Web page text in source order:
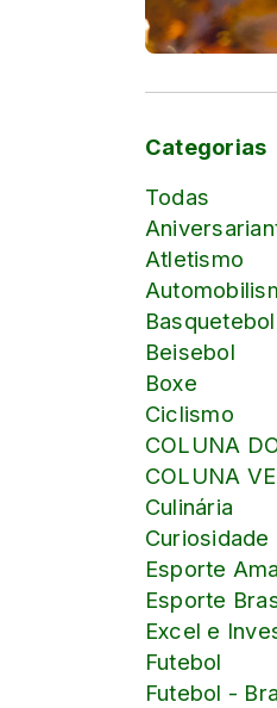
Categorias
Todas
Atletismo
Basquetebol
Beisebol
Boxe
Ciclismo
COLUNA
COLUNA
Culinária
Curiosidade
Esporte
Esporte
Excel e
Futebol
Futebol -